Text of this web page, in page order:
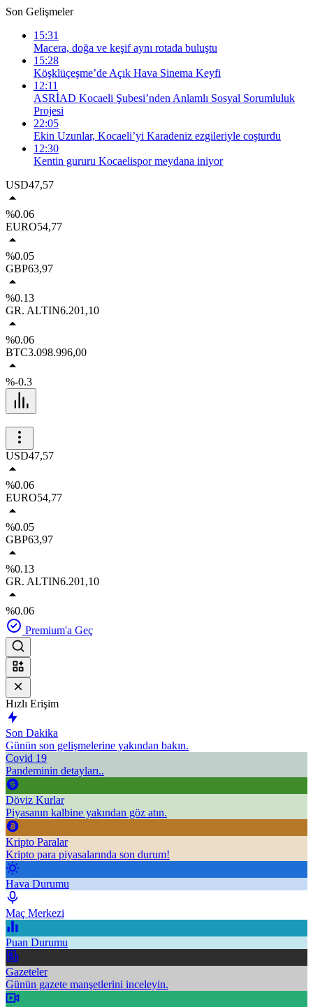
Son Gelişmeler
15:31
Macera, doğa ve keşif aynı rotada buluştu
15:28
Köşklüçeşme’de Açık Hava Sinema Keyfi
12:11
ASRİAD Kocaeli Şubesi’nden Anlamlı Sosyal Sorumluluk
Projesi
22:05
Ekin Uzunlar, Kocaeli’yi Karadeniz ezgileriyle coşturdu
12:30
Kentin gururu Kocaelispor meydana iniyor
USD47,57
%0.06
EURO54,77
%0.05
GBP63,97
%0.13
GR. ALTIN6.201,10
%0.06
BTC3.098.996,00
%-0.3
USD47,57
%0.06
EURO54,77
%0.05
GBP63,97
%0.13
GR. ALTIN6.201,10
%0.06
Premium'a Geç
Hızlı Erişim
Son Dakika
Günün son gelişmelerine yakından bakın.
Covid 19
Pandeminin detayları..
Döviz Kurlar
Piyasanın kalbine yakından göz atın.
Kripto Paralar
Kripto para piyasalarında son durum!
Hava Durumu
Maç Merkezi
Puan Durumu
Gazeteler
Günün gazete manşetlerini inceleyin.